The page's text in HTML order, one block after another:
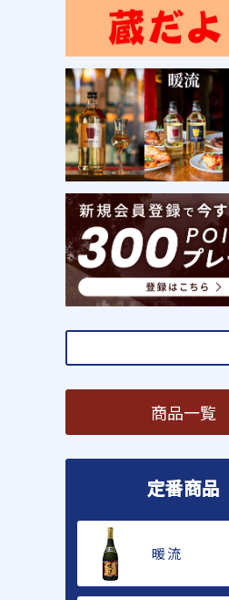
商品一覧
定番商品
暖流